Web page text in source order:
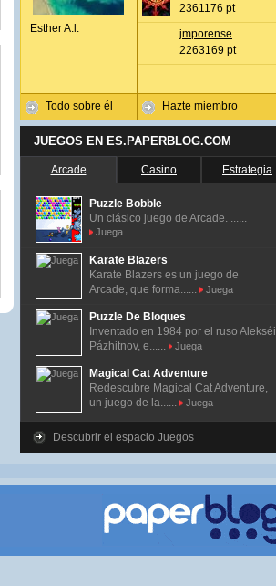
Esther A.l.
Todo sobre él
2361176 pt
jmporense
2263169 pt
Hazte miembro
JUEGOS EN ES.PAPERBLOG.COM
Arcade Casino Estrategia
Puzzle Bobble
Un clásico juego de Arcade. ......
Juega
Karate Blazers
Karate Blazers es un juego de
Arcade, que forma......
Juega
Puzzle De Bloques
Inventado en 1984 por el ruso Alekséi
Pázhitnov, e......
Juega
Magical Cat Adventure
Redescubre Magical Cat Adventure,
un juego de la......
Juega
Descubrir el espacio Juegos